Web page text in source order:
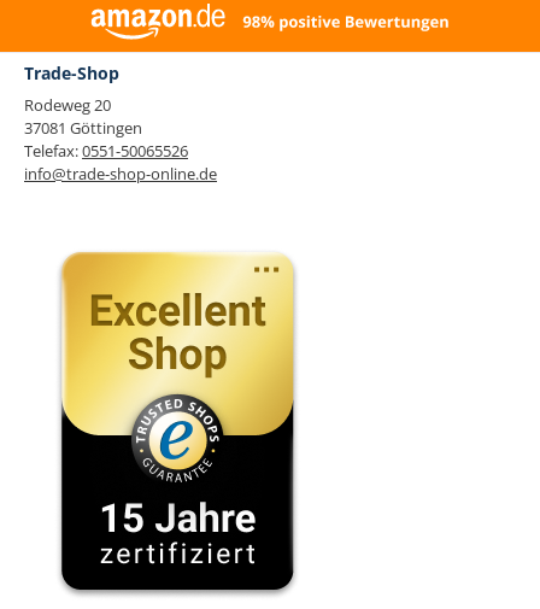
Trade-Shop
Rodeweg 20
37081 Göttingen
Telefax:0551-50065526
info@trade-shop-online.de